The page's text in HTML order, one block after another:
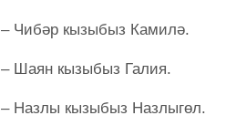
– Чибәр кызыбыз Камилә.
– Шаян кызыбыз Галия.
– Назлы кызыбыз Назлыгөл.